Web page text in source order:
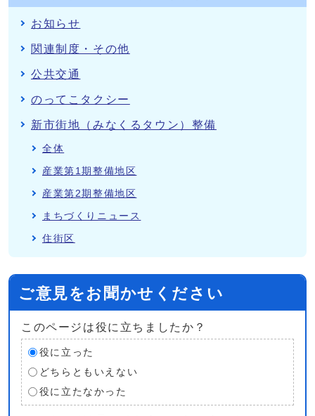
お知らせ
関連制度・その他
公共交通
のってこタクシー
新市街地（みなくるタウン）整備
全体
産業第1期整備地区
産業第2期整備地区
まちづくりニュース
住街区
ご意見をお聞かせください
このページは役に立ちましたか？
役に立った
どちらともいえない
役に立たなかった